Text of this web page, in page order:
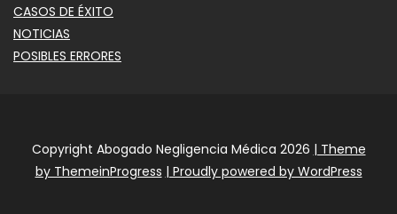
CASOS DE ÉXITO
NOTICIAS
POSIBLES ERRORES
Copyright Abogado Negligencia Médica 2026 | Theme
by ThemeinProgress | Proudly powered by WordPress